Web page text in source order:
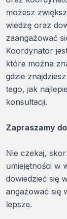
możesz
wiedzę oraz
zaangażować
Koordynator
które można
gdzie
tego, jak
konsultacji.
Zapraszamy
Nie czekaj,
umiejętności w
dowiedzieć się
angażować się
lepsze.